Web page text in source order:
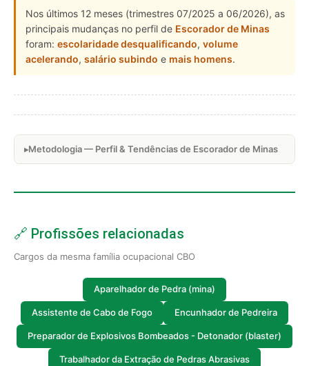
Nos últimos 12 meses (trimestres 07/2025 a 06/2026), as
principais mudanças no perfil de Escorador de Minas
foram: escolaridade desqualificando, volume
acelerando, salário subindo e mais homens.
Metodologia — Perfil & Tendências de Escorador de Minas
🔗 Profissões relacionadas
Cargos da mesma família ocupacional CBO
Aparelhador de Pedra (mina)
Assistente de Cabo de Fogo Encunhador de Pedreira
Preparador de Explosivos Bombeados - Detonador (blaster)
Trabalhador da Extração de Pedras Abrasivas